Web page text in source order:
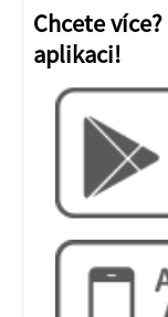
Chcete
aplikaci!